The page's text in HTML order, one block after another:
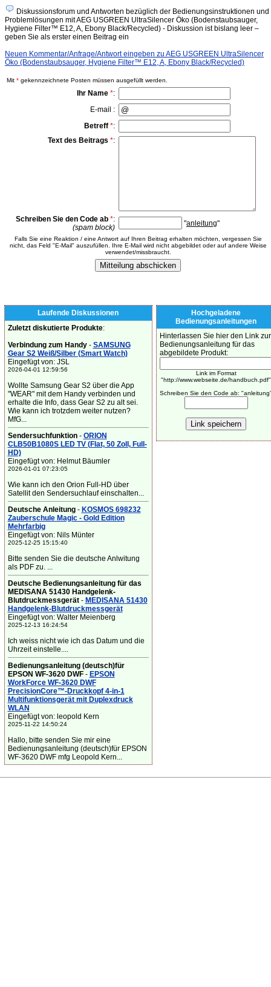
Diskussionsforum und Antworten bezüglich der Bedienungsinstruktionen und
Problemlösungen mit AEG USGREEN UltraSilencer Öko (Bodenstaubsauger,
Hygiene Filter™ E12, A, Ebony Black/Recycled) - Diskussion ist bislang leer –
geben Sie als erster einen Beitrag ein
Neuen Kommentar/Anfrage/Antwort eingeben zu AEG USGREEN UltraSilencer
Öko (Bodenstaubsauger, Hygiene Filter™ E12, A, Ebony Black/Recycled)
Mit * gekennzeichnete Posten müssen ausgefüllt werden.
Ihr Name *:
E-mail :
Betreff *:
Text des Beitrags *:
Schreiben Sie den Code ab *:
(spam block)
"anleitung"
Falls Sie eine Reaktion / eine Antwort auf Ihren Beitrag erhalten möchten, vergessen Sie
nicht, das Feld "E-Mail" auszufüllen. Ihre E-Mail wird nicht abgebildet oder auf andere Weise
verwendet/missbraucht.
Laufende Diskussionen
Zuletzt diskutierte Produkte:
Verbindung zum Handy- SAMSUNG
Gear S2 Weiß/Silber (Smart Watch)
Eingefügt von: JSL
2026-04-01 12:59:56
Wollte Samsung Gear S2 über die App
"WEAR" mit dem Handy verbinden und
erhalte die Info, dass Gear S2 zu alt sei.
Wie kann ich trotzdem weiter nutzen?
MfG...
Sendersuchfunktion- ORION
CLB50B1080S LED TV (Flat, 50 Zoll, Full-
HD)
Eingefügt von: Helmut Bäumler
2026-01-01 07:23:05
Wie kann ich den Orion Full-HD über
Satellit den Sendersuchlauf einschalten...
Deutsche Anleitung- KOSMOS 698232
Zauberschule Magic - Gold Edition
Mehrfarbig
Eingefügt von: Nils Münter
2025-12-25 15:15:40
Bitte senden Sie die deutsche Anlwitung
als PDF zu. ...
Deutsche Bedienungsanleitung für das
MEDISANA 51430 Handgelenk-
Blutdruckmessgerät- MEDISANA 51430
Handgelenk-Blutdruckmessgerät
Eingefügt von: Walter Meienberg
2025-12-13 16:24:54
Ich weiss nicht wie ich das Datum und die
Uhrzeit einstelle....
Bedienungsanleitung (deutsch)für
EPSON WF-3620 DWF- EPSON
WorkForce WF-3620 DWF
PrecisionCore™-Druckkopf 4-in-1
Multifunktionsgerät mit Duplexdruck
WLAN
Eingefügt von: leopold Kern
2025-11-22 14:50:24
Hallo, bitte senden Sie mir eine
Bedienungsanleitung (deutsch)für EPSON
WF-3620 DWF mfg Leopold Kern...
Hochgeladene
Bedienungsanleitungen
Hinterlassen Sie hier den Link zur
Bedienungsanleitung für das
abgebildete Produkt:
Link im Format
"http://www.webseite.de/handbuch.pdf"
Schreiben Sie den Code ab: